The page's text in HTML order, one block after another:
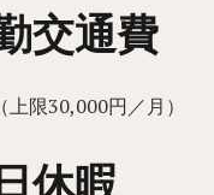
交通費
限30,000円／月）
休暇